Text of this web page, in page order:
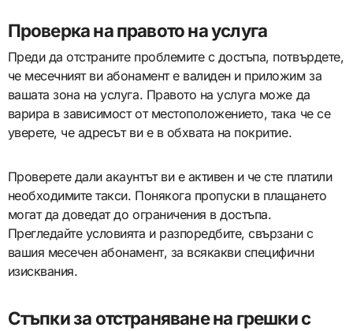
Проверка на правото на услуга
Преди да отстраните проблемите с достъпа, потвърдете,
че месечният ви абонамент е валиден и приложим за
вашата зона на услуга. Правото на услуга може да
варира в зависимост от местоположението, така че се
уверете, че адресът ви е в обхвата на покритие.
Проверете дали акаунтът ви е активен и че сте платили
необходимите такси. Понякога пропуски в плащането
могат да доведат до ограничения в достъпа.
Прегледайте условията и разпоредбите, свързани с
вашия месечен абонамент, за всякакви специфични
изисквания.
Стъпки за отстраняване на грешки с